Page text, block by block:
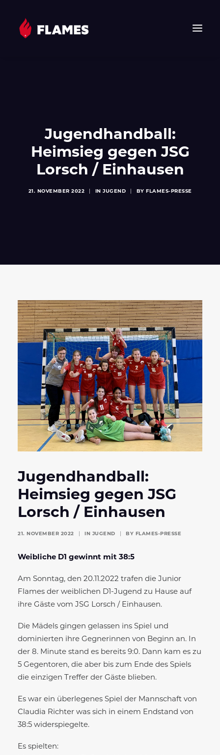
JUGEND
VEREIN
SPONSOREN & PARTNER
Jugendhandball:
Heimsieg gegen JSG
Lorsch / Einhausen
21. NOVEMBER 2022 IN JUGEND BY FLAMES-PRESSE
Jugendhandball:
Heimsieg gegen JSG
Lorsch / Einhausen
21. NOVEMBER 2022 IN JUGEND BY FLAMES-PRESSE
Weibliche D1 gewinnt mit 38:5
Am Sonntag, den 20.11.2022 trafen die Junior
Flames der weiblichen D1-Jugend zu Hause auf
ihre Gäste vom JSG Lorsch / Einhausen.
Die Mädels gingen gelassen ins Spiel und
dominierten ihre Gegnerinnen von Beginn an. In
der 8. Minute stand es bereits 9:0. Dann kam es zu
5 Gegentoren, die aber bis zum Ende des Spiels
die einzigen Treffer der Gäste blieben.
Es war ein überlegenes Spiel der Mannschaft von
Claudia Richter was sich in einem Endstand von
38:5 widerspiegelte.
Es spielten: